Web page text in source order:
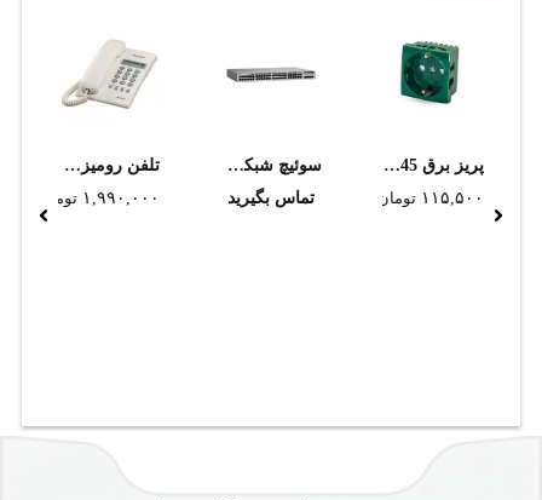
پريز برق 45.45 سبز دانوب
۱۱۵,۵۰۰ تومان
سوئیچ شبکه سیسکو 48 پورت C9200L-48T-4X-E
تماس بگیرید
تلفن رومیزی پاناسونیک مدل KX-T7703X (استوک)
۱,۹۹۰,۰۰۰ تومان